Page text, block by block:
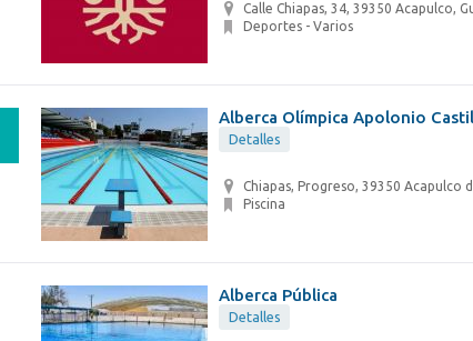
Calle Chiapas, 34, 39350 Acapulco,
Deportes - Varios
Alberca Olímpica Apolonio
Detalles
Chiapas, Progreso, 39350 Acapulco
Piscina
Alberca Pública
Detalles